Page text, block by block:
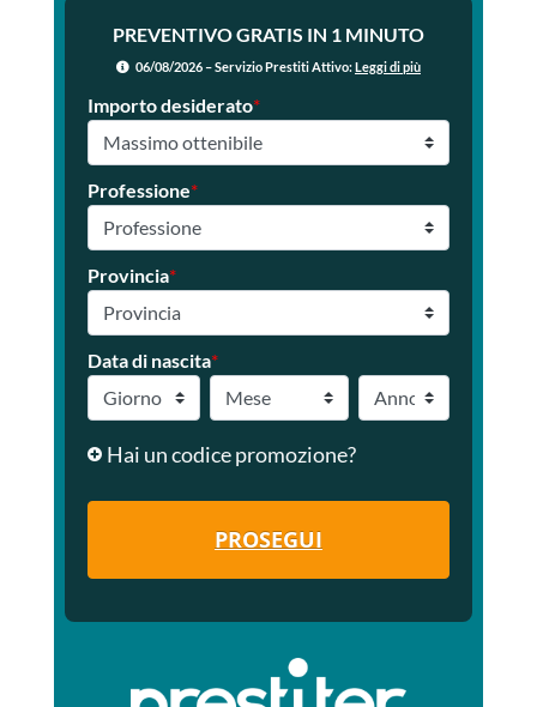
PREVENTIVO GRATIS IN 1 MINUTO
06/08/2026 – Servizio Prestiti Attivo:Leggi di più
Importo desiderato*
Professione*
Provincia*
Data di nascita*
Hai un codice promozione?
PROSEGUI